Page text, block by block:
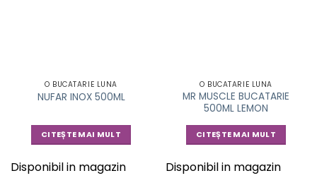
O BUCATARIE LUNA
NUFAR INOX 500ML
CITEȘTE MAI MULT
Disponibil in magazin
O BUCATARIE LUNA
MR MUSCLE BUCATARIE
500ML LEMON
CITEȘTE MAI MULT
Disponibil in magazin